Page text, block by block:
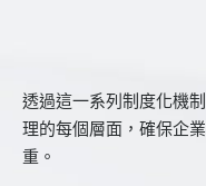
透過這一系列制度化機
理的每個層面，確保企
重。